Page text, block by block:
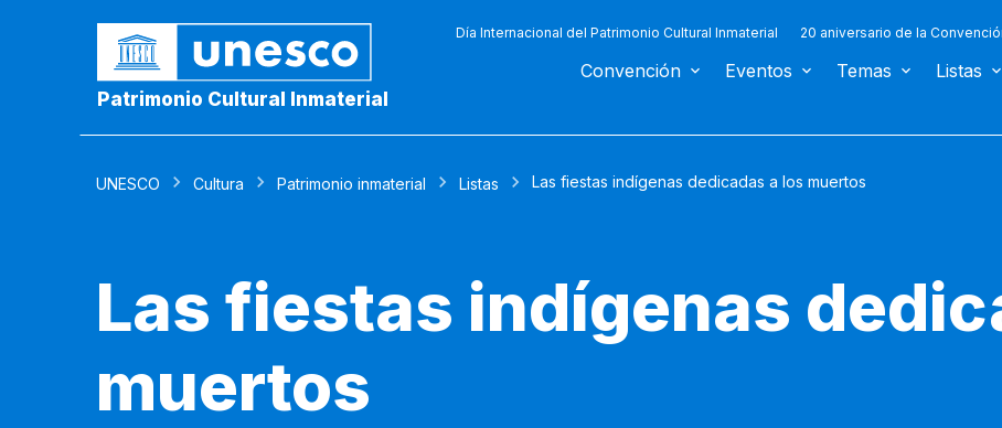
Patrimonio Cultural Inmaterial
Día Internacional del Patrimonio Cultural Inmaterial 20 aniversario de la
Convención Eventos Temas Listas
UNESCO Cultura Patrimonio inmaterial Listas Las fiestas indígenas dedicadas a los muertos
Las fiestas indígenas
muertos